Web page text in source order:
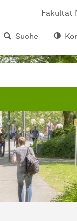
Fakultät
Suche